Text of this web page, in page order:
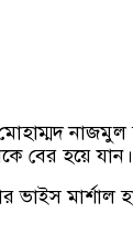
নাজমুল
বের হয়ে যান।
ভাইস মার্শাল